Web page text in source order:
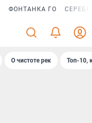
ФОНТАНКА ГО
О чистоте рек Топ-10,